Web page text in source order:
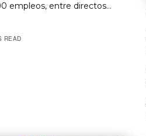
empleos, entre directos…
READ